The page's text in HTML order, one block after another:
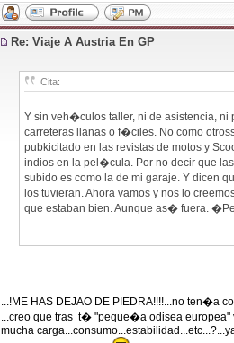
Re: Viaje A Austria En GP
Cita:
Y sin veh�culos taller, ni de asistencia, ni
carreteras llanas o f�ciles. No como
pubkicitado en las revistas de motos y
indios en la pel�cula. Por no decir que
subido es como la de mi garaje. Y dicen
los tuvieran. Ahora vamos y nos lo
que estaban bien. Aunque as� fuera.
...!ME HAS DEJAO DE PIEDRA!!!!...no ten�a
...creo que tras t� "peque�a odisea europea"
mucha